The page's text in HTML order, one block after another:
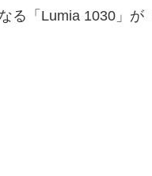
る「Lumia 1030」